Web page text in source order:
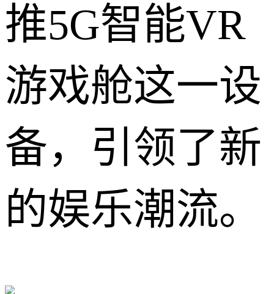
推5G智能VR
游戏舱这一设
备，引领了新
的娱乐潮流。